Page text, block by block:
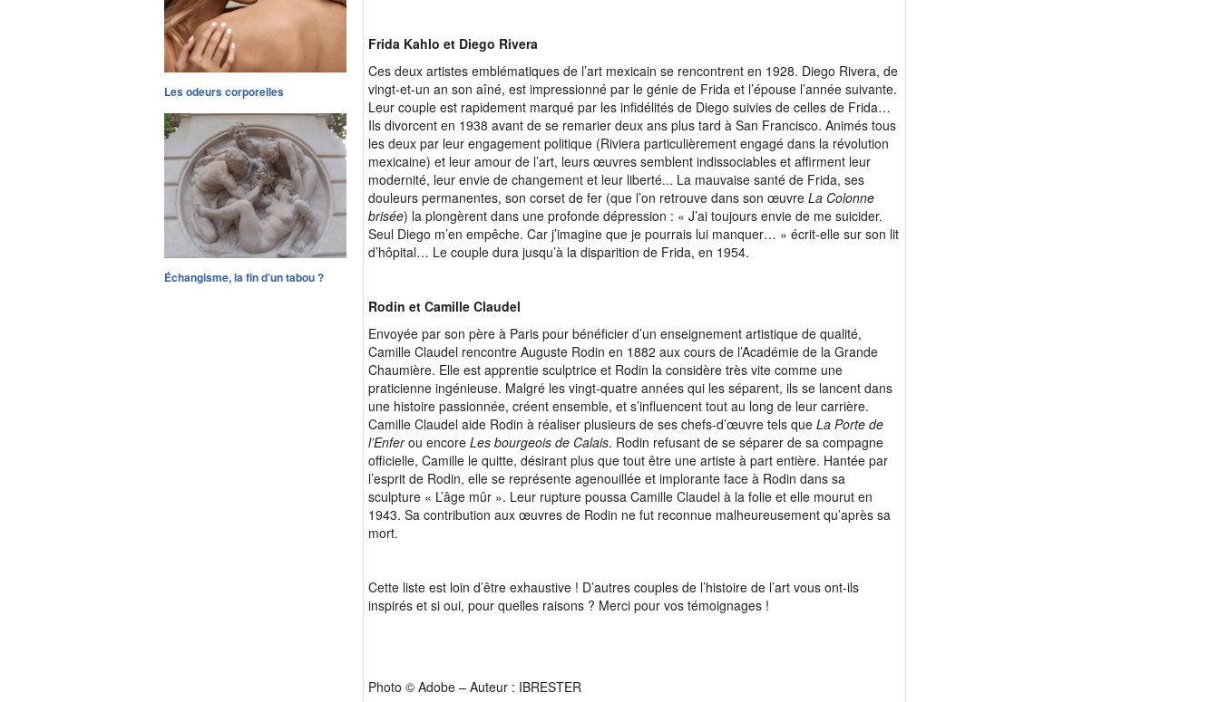
Les odeurs corporelles
Échangisme, la fin d’un tabou ?
Frida Kahlo et Diego Rivera
Ces deux artistes emblématiques de l’art mexicain se rencontrent en 1928. Diego Rivera, de
vingt-et-un an son aîné, est impressionné par le génie de Frida et l’épouse l’année suivante.
Leur couple est rapidement marqué par les infidélités de Diego suivies de celles de Frida…
Ils divorcent en 1938 avant de se remarier deux ans plus tard à San Francisco. Animés tous
les deux par leur engagement politique (Riviera particulièrement engagé dans la révolution
mexicaine) et leur amour de l’art, leurs œuvres semblent indissociables et affirment leur
modernité, leur envie de changement et leur liberté... La mauvaise santé de Frida, ses
douleurs permanentes, son corset de fer (que l’on retrouve dans son œuvre La Colonne
brisée) la plongèrent dans une profonde dépression : « J’ai toujours envie de me suicider.
Seul Diego m’en empêche. Car j’imagine que je pourrais lui manquer… » écrit-elle sur son lit
d’hôpital… Le couple dura jusqu’à la disparition de Frida, en 1954.
Rodin et Camille Claudel
Envoyée par son père à Paris pour bénéficier d’un enseignement artistique de qualité,
Camille Claudel rencontre Auguste Rodin en 1882 aux cours de l’Académie de la Grande
Chaumière. Elle est apprentie sculptrice et Rodin la considère très vite comme une
praticienne ingénieuse. Malgré les vingt-quatre années qui les séparent, ils se lancent dans
une histoire passionnée, créent ensemble, et s’influencent tout au long de leur carrière.
Camille Claudel aide Rodin à réaliser plusieurs de ses chefs-d’œuvre tels que La Porte de
l’Enferou encore Les bourgeois de Calais. Rodin refusant de se séparer de sa compagne
officielle, Camille le quitte, désirant plus que tout être une artiste à part entière. Hantée par
l’esprit de Rodin, elle se représente agenouillée et implorante face à Rodin dans sa
sculpture « L’âge mûr ». Leur rupture poussa Camille Claudel à la folie et elle mourut en
1943. Sa contribution aux œuvres de Rodin ne fut reconnue malheureusement qu’après sa
mort.
Cette liste est loin d’être exhaustive ! D’autres couples de l’histoire de l’art vous ont-ils
inspirés et si oui, pour quelles raisons ? Merci pour vos témoignages !
Photo © Adobe – Auteur : IBRESTER